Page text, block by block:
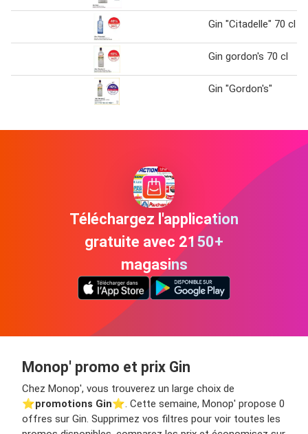
Gin "Citadelle" 70 cl
Gin gordon's 70 cl
Gin "Gordon's"
Téléchargez l'application
gratuite avec 2150+
magasins
Monop' promo et prix Gin
Chez Monop', vous trouverez un large choix de
⭐️promotions Gin⭐️. Cette semaine, Monop' propose 0
offres sur Gin. Supprimez vos filtres pour voir toutes les